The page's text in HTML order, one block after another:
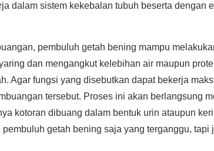
dalam sistem kekebalan tubuh beserta dengan
pembuluh getah bening mampu
dan mengangkut kelebihan air maupun
Agar fungsi yang disebutkan dapat bekerja
tersebut. Proses ini akan berlangsung
kotoran dibuang dalam bentuk urin ataupun
getah bening saja yang terganggu, tapi